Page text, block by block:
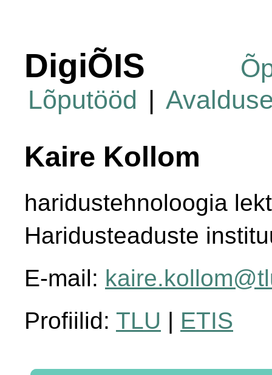
DigiÕIS
Lõputööd |
Kaire Kollom
haridustehnoloogia
Haridusteaduste
E-mail:
Profiilid: TLU | ETIS